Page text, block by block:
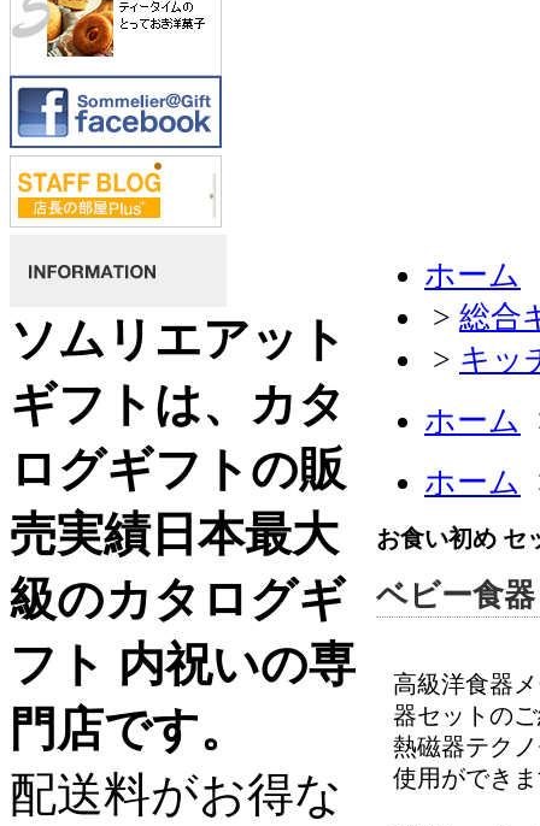
ホーム
> 総合
> キッ
ホーム
ホーム
お食い初め セ
ベビー食
高級洋食器
器セットの
熱磁器テク
使用ができ
ソムリエアット
ギフトは、カタ
ログギフトの販
売実績日本最大
級のカタログギ
フト 内祝いの専
門店です。
配送料がお得な